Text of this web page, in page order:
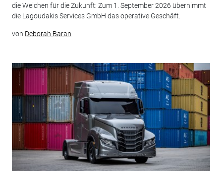
die Weichen für die Zukunft: Zum 1. September 2026 übernimmt
die Lagoudakis Services GmbH das operative Geschäft.
von Deborah Baran